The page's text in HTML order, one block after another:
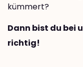
kümmert?
Dann bist du bei
richtig!